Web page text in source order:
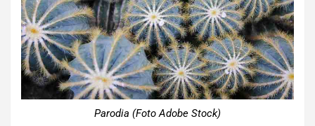
Parodia (Foto Adobe Stock)